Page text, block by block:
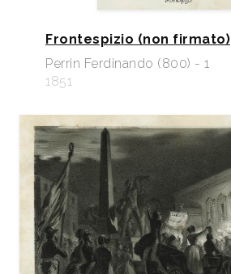
Frontespizio (non firmato)
Perrin Ferdinando (800) - 1
1851